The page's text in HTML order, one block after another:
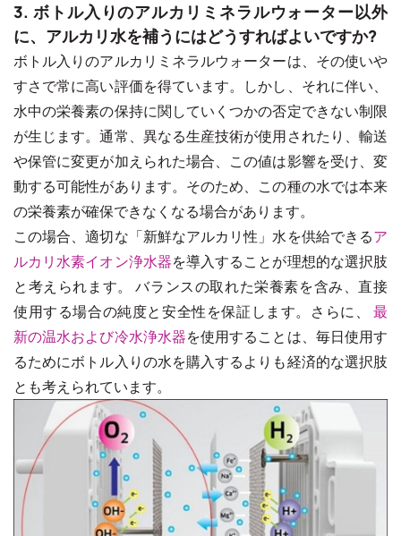
3. ボトル入りのアルカリミネラルウォーター以外
に、アルカリ水を補うにはどうすればよいですか?
ボトル入りのアルカリミネラルウォーターは、その使いや
すさで常に高い評価を得ています。しかし、それに伴い、
水中の栄養素の保持に関していくつかの否定できない制限
が生じます。通常、異なる生産技術が使用されたり、輸送
や保管に変更が加えられた場合、この値は影響を受け、変
動する可能性があります。そのため、この種の水では本来
の栄養素が確保できなくなる場合があります。
この場合、適切な「新鮮なアルカリ性」水を供給できるア
ルカリ水素イオン浄水器を導入することが理想的な選択肢
と考えられます。 バランスの取れた栄養素を含み、直接
使用する場合の純度と安全性を保証します。さらに、 最
新の温水および冷水浄水器を使用することは、毎日使用す
るためにボトル入りの水を購入するよりも経済的な選択肢
とも考えられています。